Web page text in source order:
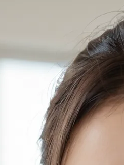
熱門的，主要是因為開發團隊